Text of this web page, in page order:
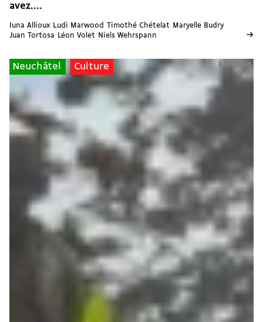
avez....
Iuna Allioux Ludi Marwood Timothé Chételat
Maryelle Budry
Juan Tortosa
Léon Volet Niels Wehrspann →
Neuchâtel Culture 3.07.2026